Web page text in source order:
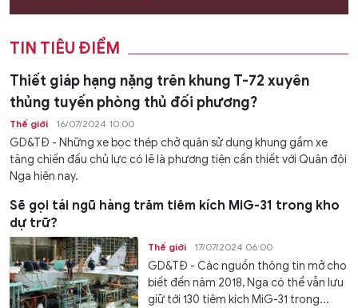
TIN TIÊU ĐIỂM
Thiết giáp hạng nặng trên khung T-72 xuyên
thủng tuyến phòng thủ đối phương?
Thế giới 16/07/2024 10:00
GD&TĐ - Những xe bọc thép chở quân sử dụng khung gầm xe
tăng chiến đấu chủ lực có lẽ là phương tiện cần thiết với Quân đội
Nga hiện nay.
Sẽ gọi tái ngũ hàng trăm tiêm kích MiG-31 trong kho
dự trữ?
Thế giới 17/07/2024 06:00
GD&TĐ - Các nguồn thông tin mở cho
biết đến năm 2018, Nga có thể vẫn lưu
giữ tới 130 tiêm kích MiG-31 trong...